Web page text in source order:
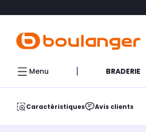
Menu BRADERIE
Caractéristiques Avis clients